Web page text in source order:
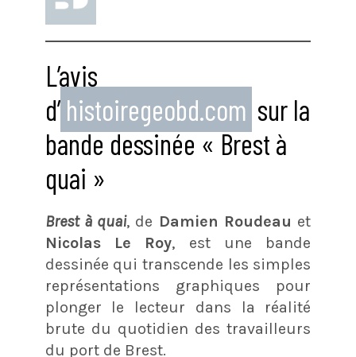
L’avis
d’ histoiregeobd.com sur la
bande dessinée « Brest à
quai »
Brest à quai, de Damien Roudeau et
Nicolas Le Roy, est une bande
dessinée qui transcende les simples
représentations graphiques pour
plonger le lecteur dans la réalité
brute du quotidien des travailleurs
du port de Brest.